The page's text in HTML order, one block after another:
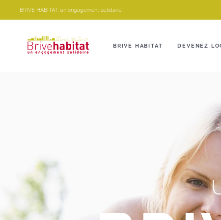
BRIVE HABITAT, un engagement solidaire.
BRIVE HABITAT DEVENEZ
Panneau de gestion des cookies